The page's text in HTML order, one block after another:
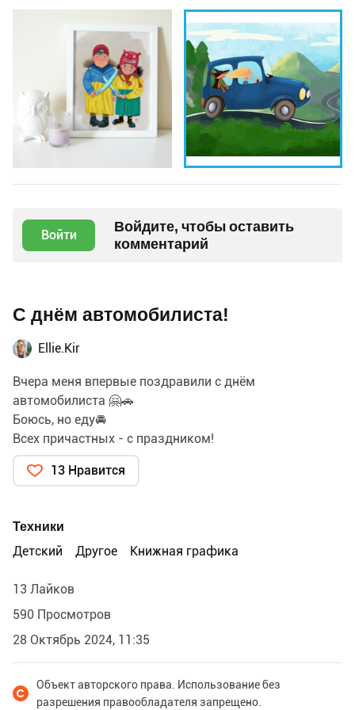
Войти
Войдите, чтобы оставить
комментарий
С днём автомобилиста!
Ellie.Kir
Вчера меня впервые поздравили с днём
автомобилиста 🤗🚗
Боюсь, но еду🚘
Всех причастных - с праздником!
13 Нравится
Техники
Детский
Другое Книжная графика
13 Лайков
590 Просмотров
28 Октябрь 2024, 11:35
Объект авторского права. Использование без
разрешения правообладателя запрещено.